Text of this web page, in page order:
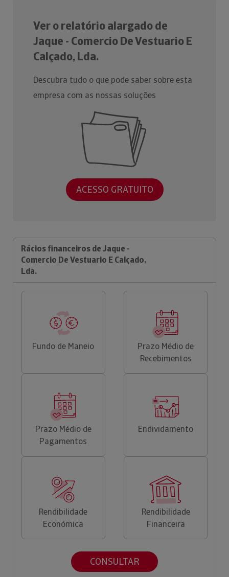
Ver o relatório alargado de
Jaque - Comercio De Vestuario E
Calçado, Lda.
Descubra tudo o que pode saber sobre esta
empresa com as nossas soluções
ACESSO GRATUITO
Rácios financeiros de Jaque -
Comercio De Vestuario E Calçado,
Lda.
Fundo de Maneio
Prazo Médio de
Recebimentos
Prazo Médio de
Pagamentos
Endividamento
Rendibilidade
Económica
Rendibilidade
Financeira
CONSULTAR